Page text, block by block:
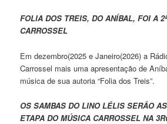
FOLIA DOS TREIS, DO ANÍBAL, FOI A
CARROSSEL
Em dezembro(2025 e Janeiro(2026) a
Carrossel mais uma apresentação de
música de sua autoria “Folia dos Treis”.
OS SAMBAS DO LINO LÉLIS SERÃO
ETAPA DO MÚSICA CARROSSEL NA